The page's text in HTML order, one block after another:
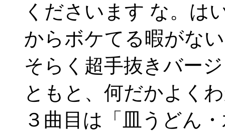
くださいます な。は
からボケてる暇がな
そらく超手抜きバー
ともと、何だかよく
３曲目は「皿うどん